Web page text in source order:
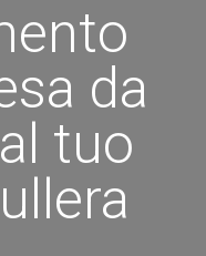
da
tuo